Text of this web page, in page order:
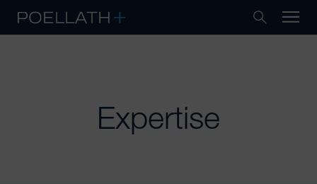
Expertise